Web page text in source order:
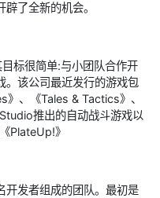
了全新的机会。
标很简单:与小团队合作开
。该公司最近发行的游戏包
、《Tales & Tactics》、
推出的自动战斗游戏以
PlateUp!》
开发者组成的团队。最初是